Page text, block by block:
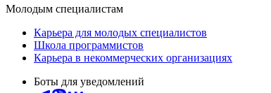
Молодым специалистам
Карьера для молодых специалистов
Школа программистов
Карьера в некоммерческих организациях
Боты для уведомлений